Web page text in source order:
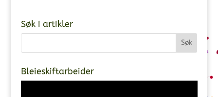
Søk i artikler
Bleieskiftarbeider